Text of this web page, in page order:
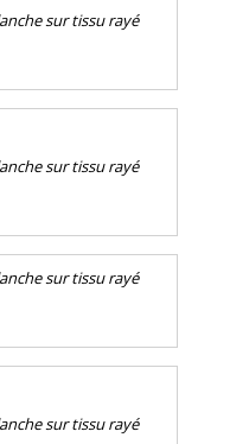
sur tissu rayé
sur tissu rayé
sur tissu rayé
sur tissu rayé